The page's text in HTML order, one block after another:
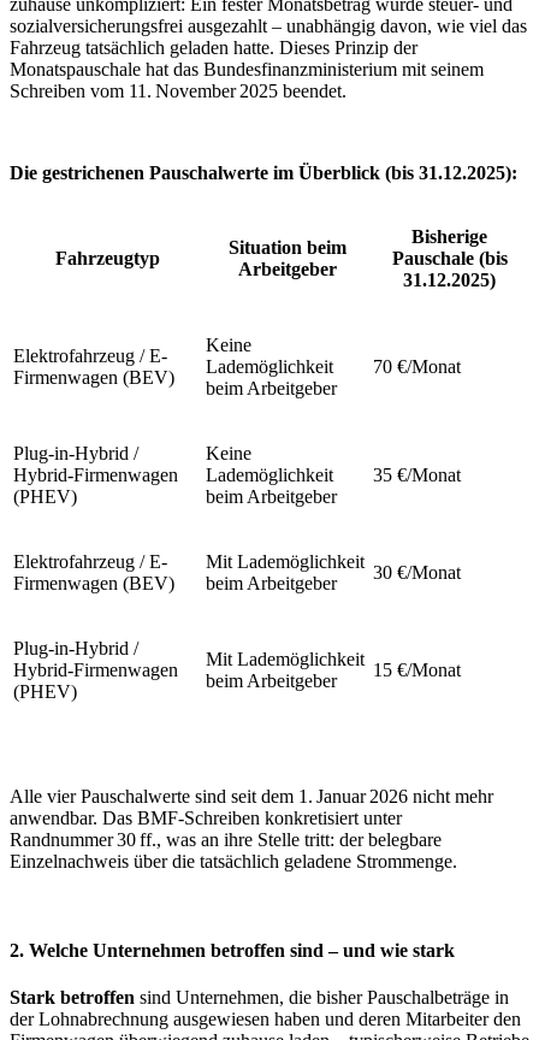
zuhause unkompliziert: Ein fester Monatsbetrag wurde steuer- und
sozialversicherungsfrei ausgezahlt – unabhängig davon, wie viel das
Fahrzeug tatsächlich geladen hatte. Dieses Prinzip der
Monatspauschale hat das Bundesfinanzministerium mit seinem
Schreiben vom 11. November 2025 beendet.
Die gestrichenen Pauschalwerte im Überblick (bis 31.12.2025):
Fahrzeugtyp
Situation beim
Arbeitgeber
Bisherige
Pauschale (bis
31.12.2025)
Elektrofahrzeug / E-
Firmenwagen (BEV)
Keine
Lademöglichkeit
beim Arbeitgeber
70 €/Monat
Plug-in-Hybrid /
Hybrid-Firmenwagen
(PHEV)
Keine
Lademöglichkeit
beim Arbeitgeber
35 €/Monat
Elektrofahrzeug / E-
Firmenwagen (BEV)
Mit Lademöglichkeit
beim Arbeitgeber
30 €/Monat
Plug-in-Hybrid /
Hybrid-Firmenwagen
(PHEV)
Mit Lademöglichkeit
beim Arbeitgeber
15 €/Monat
Alle vier Pauschalwerte sind seit dem 1. Januar 2026 nicht mehr
anwendbar. Das BMF-Schreiben konkretisiert unter
Randnummer 30 ff., was an ihre Stelle tritt: der belegbare
Einzelnachweis über die tatsächlich geladene Strommenge.
2. Welche Unternehmen betroffen sind – und wie stark
Stark betroffen sind Unternehmen, die bisher Pauschalbeträge in
der Lohnabrechnung ausgewiesen haben und deren Mitarbeiter den